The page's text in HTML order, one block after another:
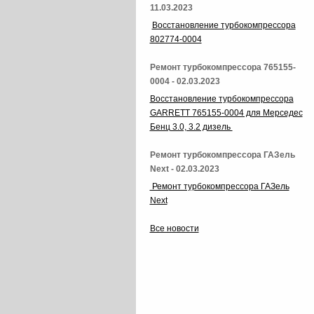
11.03.2023
Восстановление турбокомпрессора
802774-0004
Ремонт турбокомпрессора 765155-
0004 - 02.03.2023
Восстановление турбокомпрессора
GARRETT 765155-0004 для Мерседес
Бенц 3.0, 3.2 дизель
Ремонт турбокомпрессора ГАЗель
Next - 02.03.2023
Ремонт турбокомпрессора ГАЗель
Next
Все новости